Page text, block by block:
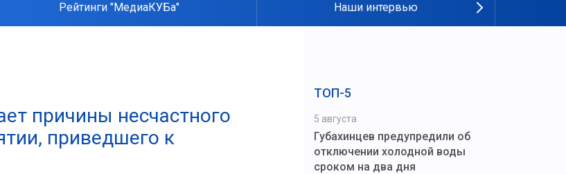
Рейтинги "МедиаКУБа" Наши интервью
причины несчастного
приведшего к
ТОП-5
5 августа
Губахинцев предупредили об
отключении холодной воды
сроком на два дня